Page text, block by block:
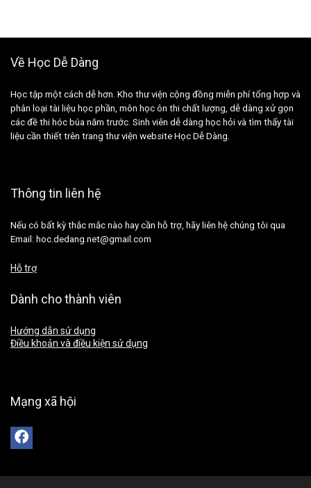
Về Học Dễ Dàng
Học tập một cách dễ hơn. Kho thư viện cộng đồng miễn phí tổng hợp và
phân loại tài liệu học phần, môn học ôn thi chất lượng, dễ dàng xử gọn
các đề thi hóc búa năm trước. Sinh viên dễ dàng học hỏi và tìm thấy tài
liệu cần thiết trên trang thư viện website Học Dễ Dàng.
Thông tin liên hệ
Nếu có bất kỳ thắc mắc nào hay cần hỗ trợ, hãy liên hệ chúng tôi qua
Email: hoc.dedang.net@gmail.com
Hỗ trợ
Dành cho thành viên
Hướng dẫn sử dụng
Điều khoản và điều kiện sử dụng
Mạng xã hội